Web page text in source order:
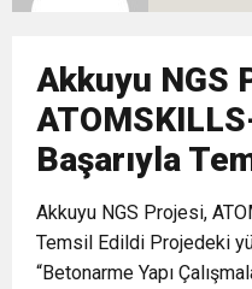
Gösterisi Yaptı
9:33 CHP’li 3 Genç
Hedefinde Mehmet
8:35 Anneler Günü’nde
Buluşması
14:11 Buca’da Ruhsatı
Akkuyu NGS
Başarıyla
Akkuyu NGS Projesi,
Temsil Edildi Projedeki
“Betonarme Yapı